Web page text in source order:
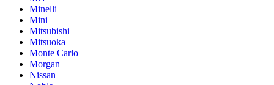
Minelli
Mini
Mitsubishi
Mitsuoka
Monte Carlo
Morgan
Nissan